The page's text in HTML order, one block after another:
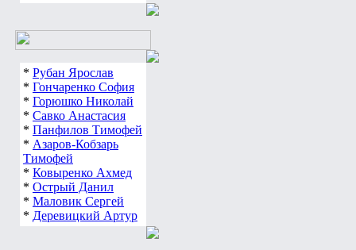
* Рубан Ярослав
* Гончаренко София
* Горюшко Николай
* Савко Анастасия
* Панфилов Тимофей
* Азаров-Кобзарь
Тимофей
* Ковыренко Ахмед
* Острый Данил
* Маловик Сергей
* Деревицкий Артур